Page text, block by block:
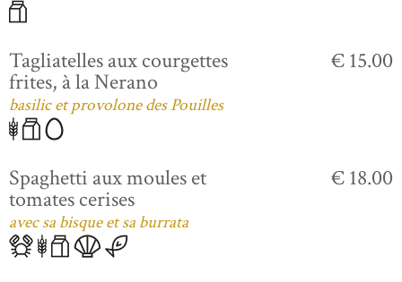
Tagliatelles aux courgettes
frites, à la Nerano
basilic et provolone des Pouilles
€ 15.00
Spaghetti aux moules et
tomates cerises
avec sa bisque et sa burrata
€ 18.00